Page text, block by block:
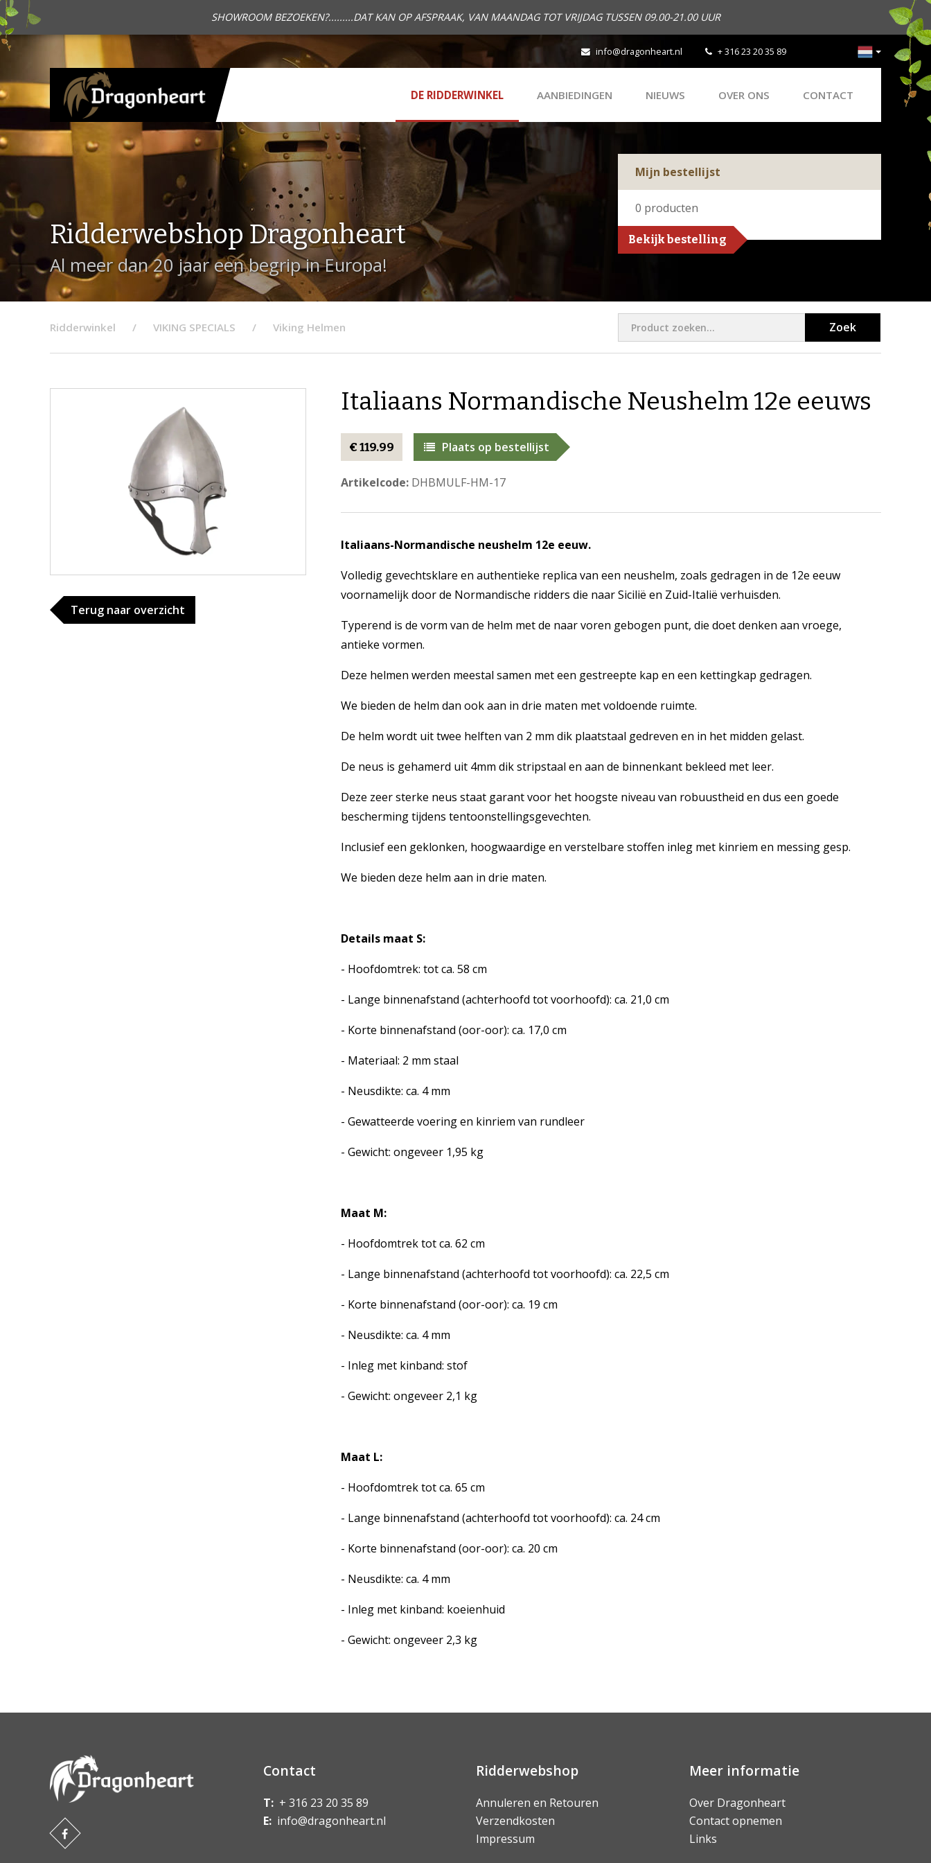
SHOWROOM BEZOEKEN?.........DAT KAN OP AFSPRAAK, VAN MAANDAG TOT VRIJDAG TUSSEN 09.00-21.00 UUR
info@dragonheart.nl + 316 23 20 35 89
DE RIDDERWINKEL AANBIEDINGEN NIEUWS OVER ONS CONTACT
Ridderwebshop Dragonheart
Al meer dan 20 jaar een begrip in Europa!
Mijn bestellijst
0 producten
Bekijk bestelling
Ridderwinkel VIKING SPECIALS Viking Helmen Zoek
Terug naar overzicht
Italiaans Normandische Neushelm 12e eeuws
€ 119.99 Plaats op bestellijst
Artikelcode:DHBMULF-HM-17
Italiaans-Normandische neushelm 12e eeuw.
Volledig gevechtsklare en authentieke replica van een neushelm, zoals gedragen in de 12e eeuw
voornamelijk door de Normandische ridders die naar Sicilië en Zuid-Italië verhuisden.
Typerend is de vorm van de helm met de naar voren gebogen punt, die doet denken aan vroege,
antieke vormen.
Deze helmen werden meestal samen met een gestreepte kap en een kettingkap gedragen.
We bieden de helm dan ook aan in drie maten met voldoende ruimte.
De helm wordt uit twee helften van 2 mm dik plaatstaal gedreven en in het midden gelast.
De neus is gehamerd uit 4mm dik stripstaal en aan de binnenkant bekleed met leer.
Deze zeer sterke neus staat garant voor het hoogste niveau van robuustheid en dus een goede
bescherming tijdens tentoonstellingsgevechten.
Inclusief een geklonken, hoogwaardige en verstelbare stoffen inleg met kinriem en messing gesp.
We bieden deze helm aan in drie maten.
Details maat S:
- Hoofdomtrek: tot ca. 58 cm
- Lange binnenafstand (achterhoofd tot voorhoofd): ca. 21,0 cm
- Korte binnenafstand (oor-oor): ca. 17,0 cm
- Materiaal: 2 mm staal
- Neusdikte: ca. 4 mm
- Gewatteerde voering en kinriem van rundleer
- Gewicht: ongeveer 1,95 kg
Maat M:
- Hoofdomtrek tot ca. 62 cm
- Lange binnenafstand (achterhoofd tot voorhoofd): ca. 22,5 cm
- Korte binnenafstand (oor-oor): ca. 19 cm
- Neusdikte: ca. 4 mm
- Inleg met kinband: stof
- Gewicht: ongeveer 2,1 kg
Maat L:
- Hoofdomtrek tot ca. 65 cm
- Lange binnenafstand (achterhoofd tot voorhoofd): ca. 24 cm
- Korte binnenafstand (oor-oor): ca. 20 cm
- Neusdikte: ca. 4 mm
- Inleg met kinband: koeienhuid
- Gewicht: ongeveer 2,3 kg
Contact
T: + 316 23 20 35 89
E: info@dragonheart.nl
Ridderwebshop
Annuleren en Retouren
Verzendkosten
Impressum
Meer informatie
Over Dragonheart
Contact opnemen
Links